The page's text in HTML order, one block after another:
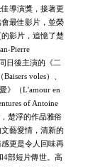
導演獎，接著更
最佳影片，並榮
影片，追憶了楚
Pierre
日後主演的《二
voles）、
》（L'amour en
of Antoine
楚浮的作品雅俗
藝愛情，清新的
更是令人回味再
4部短片傳世。高